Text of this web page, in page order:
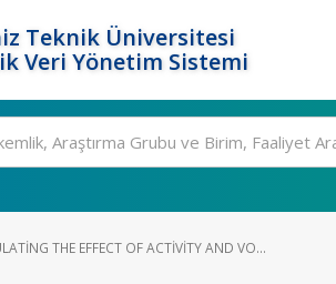
Teknik Üniversitesi
Veri Yönetim Sistemi
THE EFFECT OF ACTIVITY AND VO...